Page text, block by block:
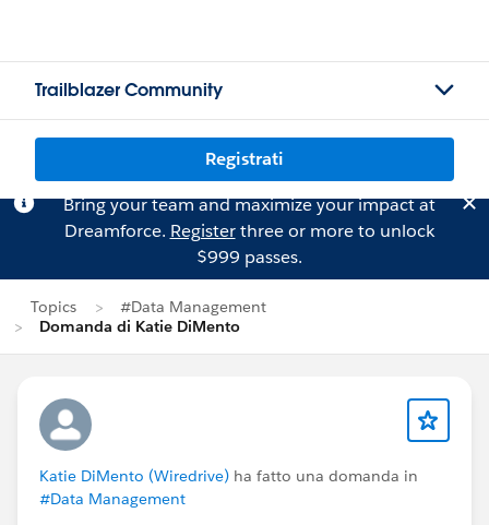
Trailblazer Community
Registrati
Bring your team and maximize your impact at
Dreamforce. Registerthree or more to unlock
$999 passes.
Topics
#Data Management
Domanda di Katie DiMento
Katie DiMento (Wiredrive) ha fatto una domanda in
#Data Management